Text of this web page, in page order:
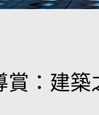
：建築